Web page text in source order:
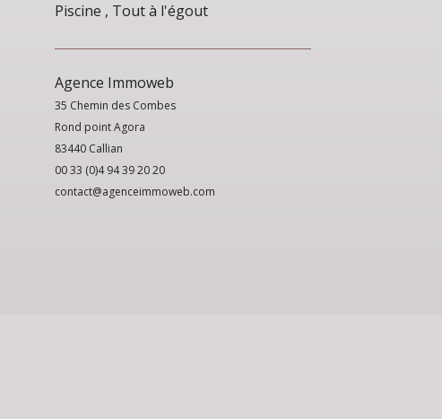
Piscine , Tout à l'égout
Agence Immoweb
35 Chemin des Combes
Rond point Agora
83440 Callian
00 33 (0)4 94 39 20 20
contact@agenceimmoweb.com